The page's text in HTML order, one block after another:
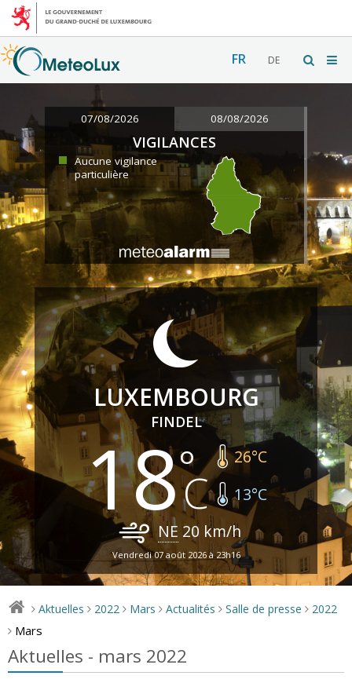
FR DE
07/08/2026 08/08/2026
VIGILANCES
Aucune vigilance
particulière
LUXEMBOURG
FINDEL
18 26°C
13°C
NE 20 km/h
Vendredi 07 août 2026 à 23h16
> Aktuelles > 2022 > Mars > Actualités > Salle de presse > 2022
> Mars
Aktuelles - mars 2022